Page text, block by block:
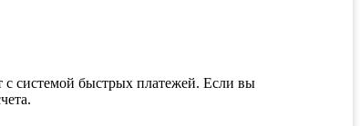
с системой быстрых платежей. Если вы